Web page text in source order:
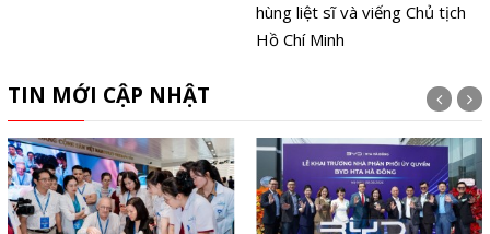
hùng liệt sĩ và viếng Chủ tịch
Hồ Chí Minh
TIN MỚI CẬP NHẬT